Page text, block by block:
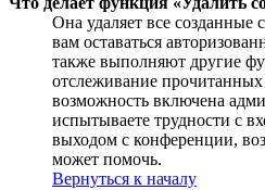
Она удаляет все созданные
вам оставаться
также выполняют другие
отслеживание
возможность включена
испытываете трудности с
выходом с конференции,
может помочь.
Вернуться к началу